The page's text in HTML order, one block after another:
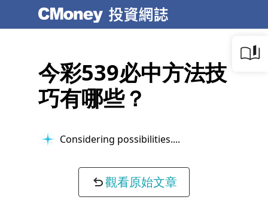
今彩539必中方法技
巧有哪些？
Considering possibilities...
觀看原始文章